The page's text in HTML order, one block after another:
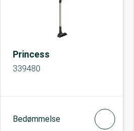
Princess
339480
Bedømmelse